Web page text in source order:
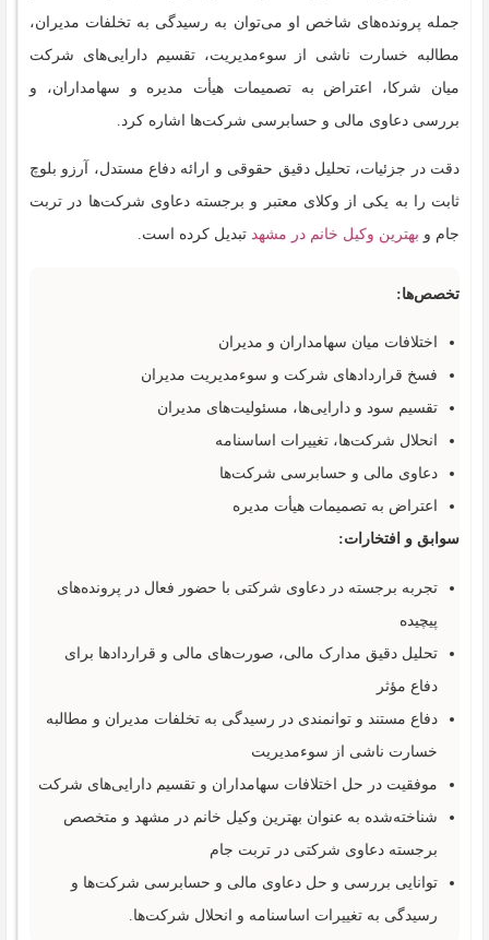
جمله پرونده‌های شاخص او می‌توان به رسیدگی به تخلفات مدیران،
مطالبه خسارت ناشی از سوءمدیریت، تقسیم دارایی‌های شرکت
میان شرکا، اعتراض به تصمیمات هیأت مدیره و سهامداران، و
بررسی دعاوی مالی و حسابرسی شرکت‌ها اشاره کرد.
دقت در جزئیات، تحلیل دقیق حقوقی و ارائه دفاع مستدل، آرزو بلوچ
ثابت را به یکی از وکلای معتبر و برجسته دعاوی شرکت‌ها در تربت
جام و بهترین وکیل خانم در مشهد تبدیل کرده است.
تخصص‌ها:
اختلافات میان سهامداران و مدیران
فسخ قراردادهای شرکت و سوءمدیریت مدیران
تقسیم سود و دارایی‌ها، مسئولیت‌های مدیران
انحلال شرکت‌ها، تغییرات اساسنامه
دعاوی مالی و حسابرسی شرکت‌ها
اعتراض به تصمیمات هیأت مدیره
سوابق و افتخارات:
تجربه برجسته در دعاوی شرکتی با حضور فعال در پرونده‌های
پیچیده
تحلیل دقیق مدارک مالی، صورت‌های مالی و قراردادها برای
دفاع مؤثر
دفاع مستند و توانمندی در رسیدگی به تخلفات مدیران و مطالبه
خسارت ناشی از سوءمدیریت
موفقیت در حل اختلافات سهامداران و تقسیم دارایی‌های شرکت
شناخته‌شده به عنوان بهترین وکیل خانم در مشهد و متخصص
برجسته دعاوی شرکتی در تربت جام
توانایی بررسی و حل دعاوی مالی و حسابرسی شرکت‌ها و
رسیدگی به تغییرات اساسنامه و انحلال شرکت‌ها.